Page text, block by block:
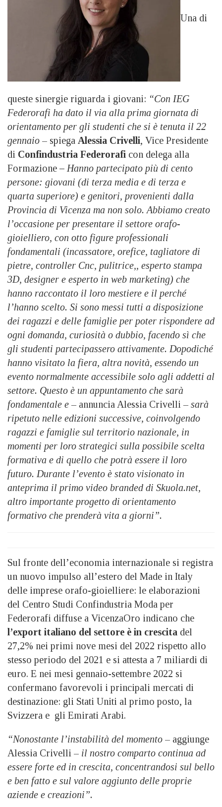
Una di
queste sinergie riguarda i giovani: “Con IEG
Federorafi ha dato il via alla prima giornata di
orientamento per gli studenti che si è tenuta il 22
gennaio – spiega Alessia Crivelli, Vice Presidente
di Confindustria Federorafi con delega alla
Formazione – Hanno partecipato più di cento
persone: giovani (di terza media e di terza e
quarta superiore) e genitori, provenienti dalla
Provincia di Vicenza ma non solo. Abbiamo creato
l’occasione per presentare il settore orafo-
gioielliero, con otto figure professionali
fondamentali (incassatore, orefice, tagliatore di
pietre, controller Cnc, pulitrice,, esperto stampa
3D, designer e esperto in web marketing) che
hanno raccontato il loro mestiere e il perché
l’hanno scelto. Si sono messi tutti a disposizione
dei ragazzi e delle famiglie per poter rispondere ad
ogni domanda, curiosità o dubbio, facendo sì che
gli studenti partecipassero attivamente. Dopodiché
hanno visitato la fiera, altra novità, essendo un
evento normalmente accessibile solo agli addetti al
settore. Questo è un appuntamento che sarà
fondamentale e – annuncia Alessia Crivelli – sarà
ripetuto nelle edizioni successive, coinvolgendo
ragazzi e famiglie sul territorio nazionale, in
momenti per loro strategici sulla possibile scelta
formativa e di quello che potrà essere il loro
futuro. Durante l’evento è stato visionato in
anteprima il primo video branded di Skuola.net,
altro importante progetto di orientamento
formativo che prenderà vita a giorni”.
Sul fronte dell’economia internazionale si registra
un nuovo impulso all’estero del Made in Italy
delle imprese orafo-gioielliere: le elaborazioni
del Centro Studi Confindustria Moda per
Federorafi diffuse a VicenzaOro indicano che
l’export italiano del settore è in crescita del
27,2% nei primi nove mesi del 2022 rispetto allo
stesso periodo del 2021 e si attesta a 7 miliardi di
euro. E nei mesi gennaio-settembre 2022 si
confermano favorevoli i principali mercati di
destinazione: gli Stati Uniti al primo posto, la
Svizzera e gli Emirati Arabi.
“Nonostante l’instabilità del momento – aggiunge
Alessia Crivelli – il nostro comparto continua ad
essere forte ed in crescita, concentrandosi sul bello
e ben fatto e sul valore aggiunto delle proprie
aziende e creazioni”.